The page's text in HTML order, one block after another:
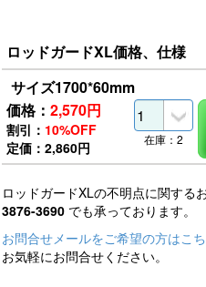
ロッドガードXL価格、仕様
サイズ1700*60mm
価格： 2,570円
割引： 10%OFF
定価：2,860円
在庫：2
ロッドガードXLの不明点に関する
3876-3690 でも承っております。
お問合せメールをご希望の方はこ
お気軽にお問合せください。